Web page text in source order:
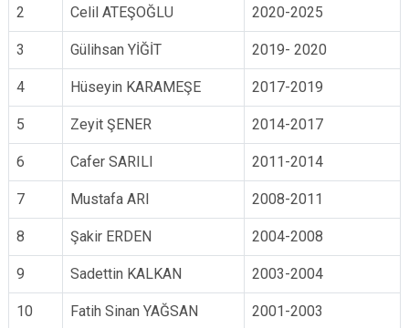
Gördes
Kırkağaç
Köprübaşı
Kula
Turgutlu
Şehzadeler
Yunusemre
2 Celil ATEŞOĞLU 2020-2025
3 Gülihsan YİĞİT 2019- 2020
4 Hüseyin KARAMEŞE 2017-2019
5 Zeyit ŞENER 2014-2017
6 Cafer SARILI 2011-2014
7 Mustafa ARI 2008-2011
8 Şakir ERDEN 2004-2008
9 Sadettin KALKAN 2003-2004
10 Fatih Sinan YAĞSAN 2001-2003